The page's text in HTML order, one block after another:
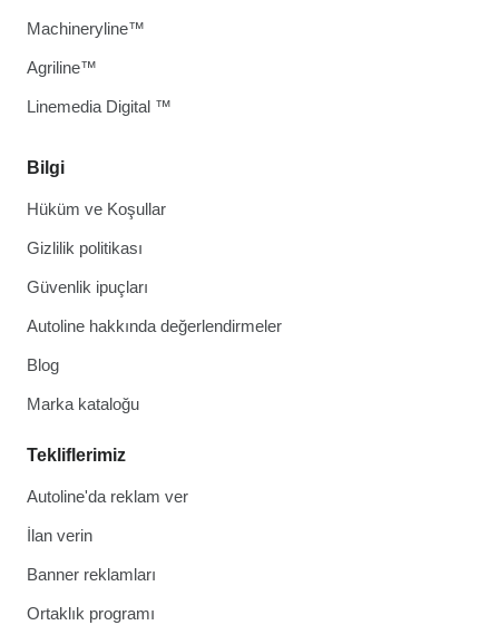
Bilgi
Hüküm ve Koşullar
Gizlilik politikası
Güvenlik ipuçları
Autoline hakkında değerlendirmeler
Blog
Marka kataloğu
Tekliflerimiz
Autoline'da reklam ver
İlan verin
Banner reklamları
Ortaklık programı
Machineryline™
Agriline™
Linemedia Digital ™